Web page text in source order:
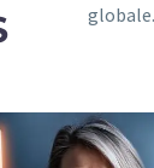
globale.